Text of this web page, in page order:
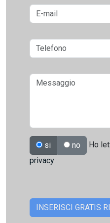
si no
Ho
privacy